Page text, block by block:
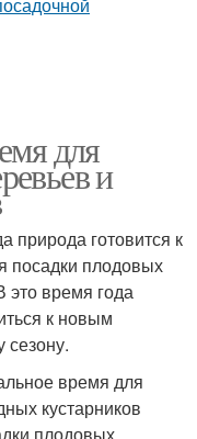
для
и
природа готовится к
посадки плодовых
это время года
к новым
время для
кустарников